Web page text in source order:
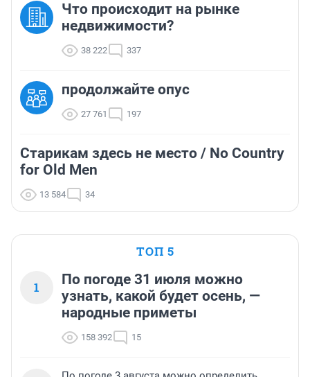
Что происходит на рынке
недвижимости?
38 222 337
продолжайте опус
27 761 197
Старикам здесь не место / No Country
for Old Men
13 584 34
ТОП 5
1
По погоде 31 июля можно
узнать, какой будет осень, —
народные приметы
158 392 15